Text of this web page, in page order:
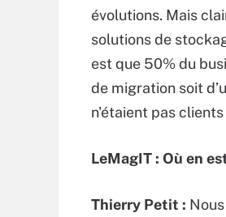
évolutions. Mais
solutions de
est que 50% du
de migration soit
n'étaient pas
LeMagIT : Où en
Thierry Petit :